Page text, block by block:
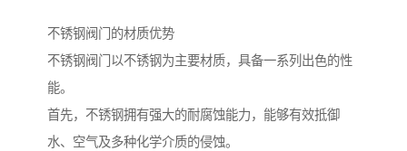
不锈钢阀门的材质优势
不锈钢阀门以不锈钢为主要材质，具备一系列出色的性
能。
首先，不锈钢拥有强大的耐腐蚀能力，能够有效抵御
水、空气及多种化学介质的侵蚀。